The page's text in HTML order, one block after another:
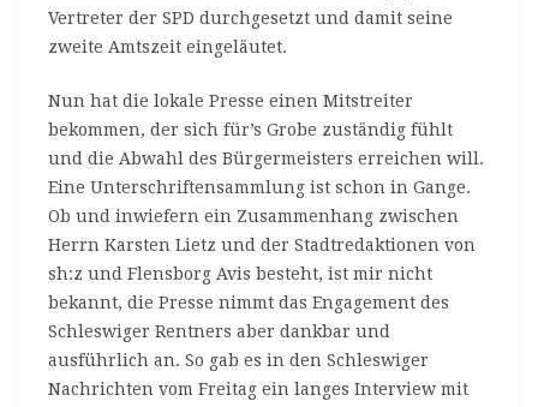
Vertreter der SPD durchgesetzt und damit seine
zweite Amtszeit eingeläutet.
Nun hat die lokale Presse einen Mitstreiter
bekommen, der sich für’s Grobe zuständig fühlt
und die Abwahl des Bürgermeisters erreichen will.
Eine Unterschriftensammlung ist schon in Gange.
Ob und inwiefern ein Zusammenhang zwischen
Herrn Karsten Lietz und der Stadtredaktionen von
sh:z und Flensborg Avis besteht, ist mir nicht
bekannt, die Presse nimmt das Engagement des
Schleswiger Rentners aber dankbar und
ausführlich an. So gab es in den Schleswiger
Nachrichten vom Freitag ein langes Interview mit